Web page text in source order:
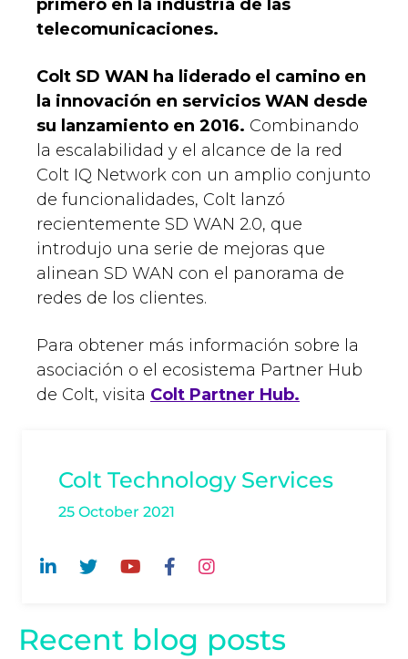
primero en la industria de las
telecomunicaciones.
Colt SD WAN ha liderado el camino en
la innovación en servicios WAN desde
su lanzamiento en 2016. Combinando
la escalabilidad y el alcance de la red
Colt IQ Network con un amplio conjunto
de funcionalidades, Colt lanzó
recientemente SD WAN 2.0, que
introdujo una serie de mejoras que
alinean SD WAN con el panorama de
redes de los clientes.
Para obtener más información sobre la
asociación o el ecosistema Partner Hub
de Colt, visita Colt Partner Hub.
Colt Technology Services
25 October 2021
Recent blog posts